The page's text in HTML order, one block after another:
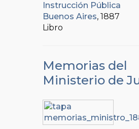
Instrucción Pública
Buenos Aires, 1887
Libro
Memorias del
Ministerio de